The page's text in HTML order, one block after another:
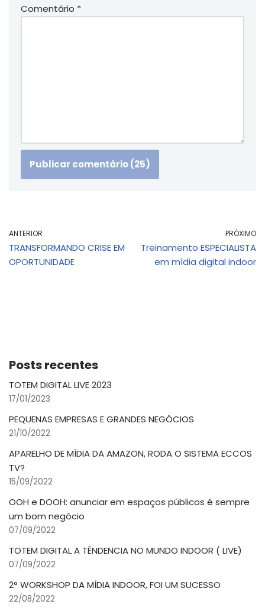
Comentário *
ANTERIOR
TRANSFORMANDO CRISE EM
OPORTUNIDADE
PRÓXIMO
Treinamento ESPECIALISTA
em mídia digital indoor
Posts recentes
TOTEM DIGITAL LIVE 2023
17/01/2023
PEQUENAS EMPRESAS E GRANDES NEGÓCIOS
21/10/2022
APARELHO DE MÍDIA DA AMAZON, RODA O SISTEMA ECCOS
TV?
15/09/2022
OOH e DOOH: anunciar em espaços públicos é sempre
um bom negócio
07/09/2022
TOTEM DIGITAL A TÊNDENCIA NO MUNDO INDOOR ( LIVE)
07/09/2022
2° WORKSHOP DA MÍDIA INDOOR, FOI UM SUCESSO
22/08/2022